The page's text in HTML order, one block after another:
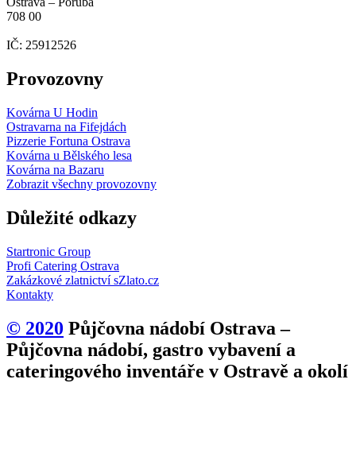
708 00
IČ: 25912526
Provozovny
Kovárna U Hodin
Ostravarna na Fifejdách
Pizzerie Fortuna Ostrava
Kovárna u Bělského lesa
Kovárna na Bazaru
Zobrazit všechny provozovny
Důležité odkazy
Startronic Group
Profi Catering Ostrava
Zakázkové zlatnictví sZlato.cz
Kontakty
© 2020 Půjčovna nádobí Ostrava –
Půjčovna nádobí, gastro vybavení a
cateringového inventáře v Ostravě a okolí